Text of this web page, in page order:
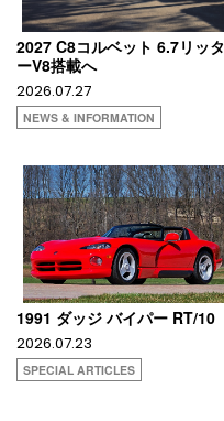
2027 C8コルベット 6.7リッタ
ーV8搭載へ
2026.07.27
NEWS & INFORMATION
1991 ダッジ バイパー RT/10
2026.07.23
SPECIAL ARTICLES